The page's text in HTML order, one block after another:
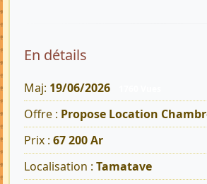
En détails
Maj: 19/06/2026
Offre : Propose Location
Prix : 67 200 Ar
Localisation : Tamatave